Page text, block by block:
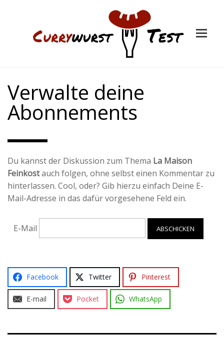
Verwalte deine
Abonnements
Du kannst der Diskussion zum Thema La Maison
Feinkostauch folgen, ohne selbst einen Kommentar zu
hinterlassen. Cool, oder? Gib hierzu einfach Deine E-
Mail-Adresse in das dafür vorgesehene Feld ein.
E-Mail
Facebook Twitter Pinterest
E-mail Pocket WhatsApp